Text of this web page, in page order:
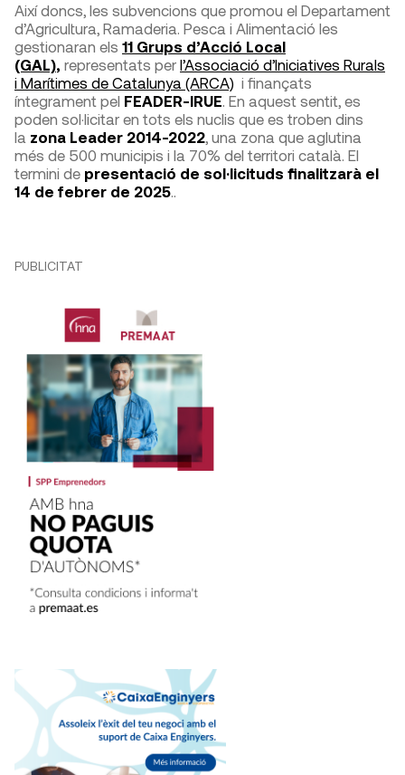
Així doncs, les subvencions que promou el Departament
d’Agricultura, Ramaderia. Pesca i Alimentació les
gestionaran els 11 Grups d’Acció Local
(GAL), representats per l’Associació d’Iniciatives Rurals
i Marítimes de Catalunya (ARCA) i finançats
íntegrament pel FEADER-IRUE. En aquest sentit, es
poden sol·licitar en tots els nuclis que es troben dins
la zona Leader 2014-2022, una zona que aglutina
més de 500 municipis i la 70% del territori català. El
termini de presentació de sol·licituds finalitzarà el
14 de febrer de 2025..
PUBLICITAT